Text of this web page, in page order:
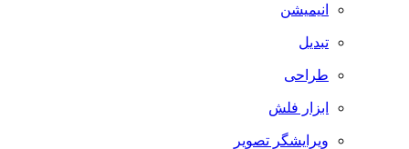
انیمیشن
تبدیل
طراحی
ابزار فلش
ویرایشگر تصویر